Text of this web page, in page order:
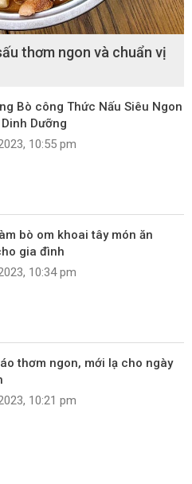
thơm ngon và chuẩn vị
Bò công Thức Nấu Siêu Ngon
Dưỡng
10:55 pm
bò om khoai tây món ăn
gia đình
10:34 pm
thơm ngon, mới lạ cho ngày
10:21 pm